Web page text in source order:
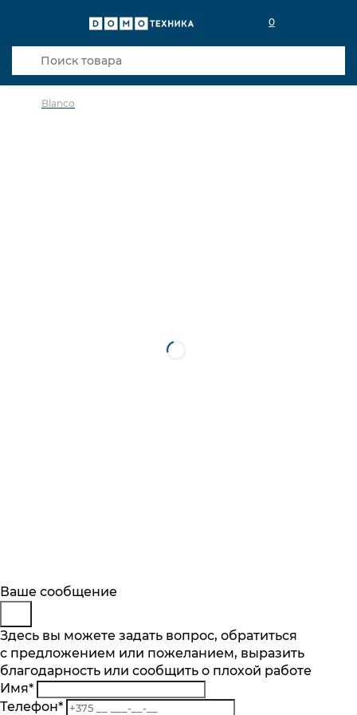
0
Blanco
Описание
Отзывы
Основные характеристики
Количество чаш шт.
2
Материал
Будьте в курсе
Подпишитесь на последние обновления
и узнавайте о новинках и специальных
предложениях первыми
Подписаться
Заказ обратного звонка
Представьтесь
Телефон*
Комментарий
Ваше сообщение
Здесь вы можете задать вопрос, обратиться
с предложением или пожеланием, выразить
благодарность или сообщить о плохой работе
Имя*
Телефон*